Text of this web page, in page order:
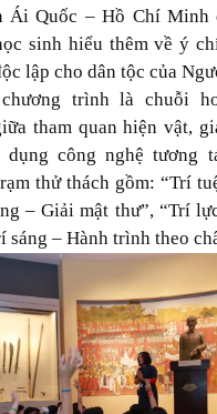
Ái Quốc – Hồ Chí Minh
sinh hiểu thêm về ý
lập cho dân tộc của
trình là chuỗi
tham quan hiện vật,
công nghệ tương
thử thách gồm: “Trí
– Giải mật thư”, “Trí
sáng – Hành trình theo